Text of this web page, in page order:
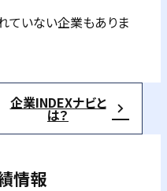
ていない企業もありま
企業INDEXナビと
は？
情報